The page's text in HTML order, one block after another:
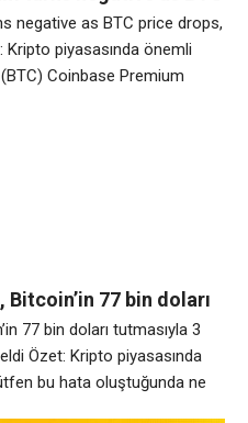
top $829M
negative as BTC price drops,
piyasasında önemli
Coinbase Premium
77 bin doları
seviyesine yükseldi
77 bin doları tutmasıyla 3
Özet: Kripto piyasasında
bu hata oluştuğunda ne